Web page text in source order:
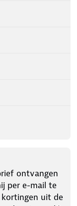
ontvangen
per e-mail te
kortingen uit de